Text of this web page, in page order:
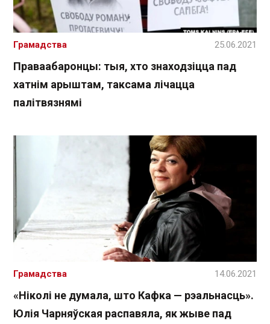
Праваабаронцы: тыя, хто знаходзіцца пад
хатнім арыштам, таксама лічацца
палітвязнямі
Грамадства 25.06.2021
«Ніколі не думала, што Кафка — рэальнасць».
Юлія Чарняўская распавяла, як жыве пад
Грамадства 14.06.2021